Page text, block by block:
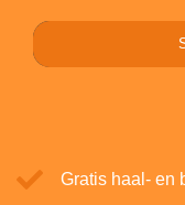
Gratis haal- en